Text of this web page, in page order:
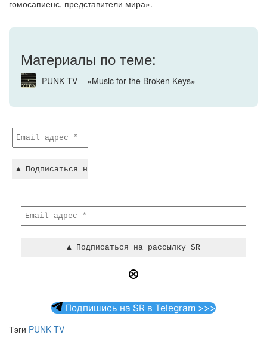
гомосапиенс, представители мира».
Материалы по теме:
PUNK TV – «Music for the Broken Keys»
Подпишись на SR в Telegram >>>
Тэги PUNK TV